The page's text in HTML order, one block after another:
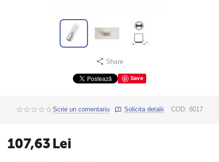
Share
Save
Scrie un comentariu Solicita detalii COD: 8017
107,63 Lei